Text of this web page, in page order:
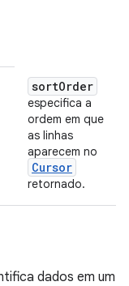
sortOrder
especifica a
ordem em que
as linhas
aparecem no
Cursor
retornado.
dados em um